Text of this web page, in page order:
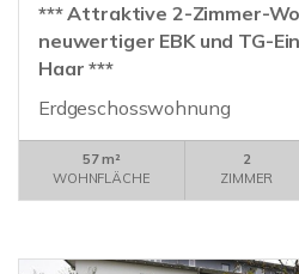
*** Attraktive 2-Zimmer-
neuwertiger EBK und TG-
Haar ***
Erdgeschosswohnung
57 m²
WOHNFLÄCHE
2
ZIMMER